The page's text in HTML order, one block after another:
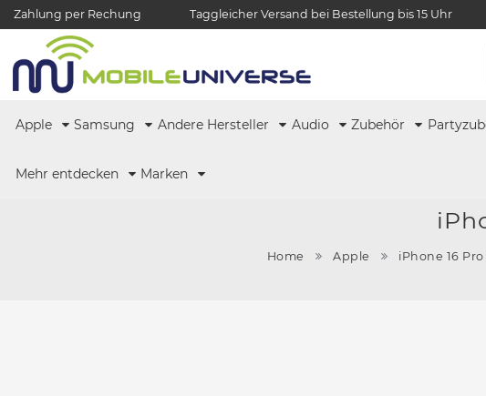
Zahlung per Rechung Taggleicher Versand bei Bestellung bis 15 Uhr
Apple Samsung Andere Hersteller Audio Zubehör
Mehr entdecken Marken
Home Apple iPhone 16